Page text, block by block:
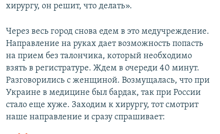
хирургу, он решит, что делать».
Через весь город снова едем в это медучреждение.
Направление на руках дает возможность попасть
на прием без талончика, который необходимо
взять в регистратуре. Ждем в очереди 40 минут.
Разговорились с женщиной. Возмущалась, что при
Украине в медицине был бардак, так при России
стало еще хуже. Заходим к хирургу, тот смотрит
наше направление и сразу спрашивает: